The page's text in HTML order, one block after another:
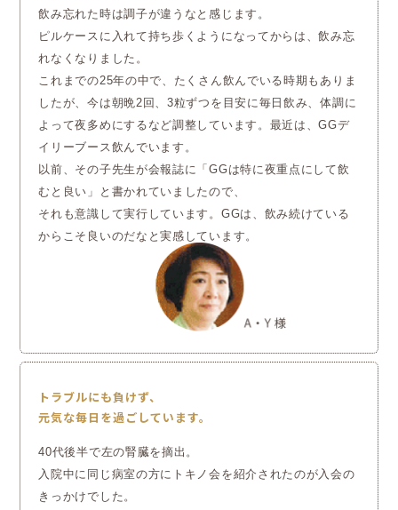
飲み忘れた時は調子が違うなと感じます。
ピルケースに入れて持ち歩くようになってからは、飲み忘
れなくなりました。
これまでの25年の中で、たくさん飲んでいる時期もありま
したが、今は朝晩2回、3粒ずつを目安に毎日飲み、体調に
よって夜多めにするなど調整しています。最近は、GGデ
イリーブース飲んでいます。
以前、その子先生が会報誌に「GGは特に夜重点にして飲
むと良い」と書かれていましたので、
それも意識して実行しています。GGは、飲み続けている
からこそ良いのだなと実感しています。
トラブルにも負けず、
元気な毎日を過ごしています。
40代後半で左の腎臓を摘出。
入院中に同じ病室の方にトキノ会を紹介されたのが入会の
きっかけでした。